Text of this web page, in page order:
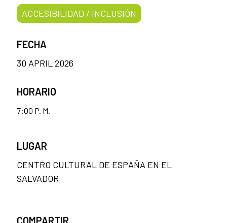
ACCESIBILIDAD / INCLUSIÓN
FECHA
30 APRIL 2026
HORARIO
7:00 P. M.
LUGAR
CENTRO CULTURAL DE ESPAÑA EN EL
SALVADOR